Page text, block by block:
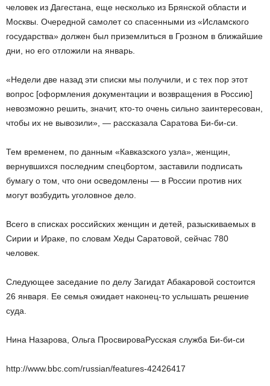
человек из Дагестана, еще несколько из Брянской области и
Москвы. Очередной самолет со спасенными из «Исламского
государства» должен был приземлиться в Грозном в ближайшие
дни, но его отложили на январь.
«Недели две назад эти списки мы получили, и с тех пор этот
вопрос [оформления документации и возвращения в Россию]
невозможно решить, значит, кто-то очень сильно заинтересован,
чтобы их не вывозили», — рассказала Саратова Би-би-си.
Тем временем, по данным «Кавказского узла», женщин,
вернувшихся последним спецбортом, заставили подписать
бумагу о том, что они осведомлены — в России против них
могут возбудить уголовное дело.
Всего в списках российских женщин и детей, разыскиваемых в
Сирии и Ираке, по словам Хеды Саратовой, сейчас 780
человек.
Следующее заседание по делу Загидат Абакаровой состоится
26 января. Ее семья ожидает наконец-то услышать решение
суда.
Нина Назарова, Ольга ПросвироваРусская служба Би-би-си
http://www.bbc.com/russian/features-42426417